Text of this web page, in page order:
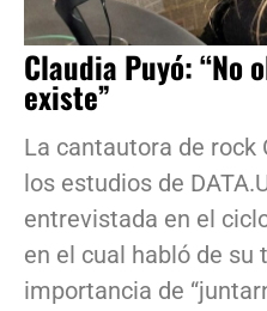
Claudia Puyó: “No
existe”
La cantautora de rock
los estudios de
entrevistada en el
en el cual habló de su
importancia de